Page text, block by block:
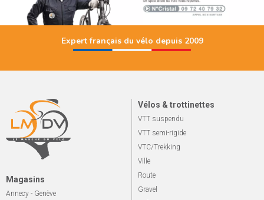
Expert français du vélo depuis 2009
Magasins
Annecy - Genève
Vélos & trottinettes
VTT suspendu
VTT semi-rigide
VTC/Trekking
Ville
Route
Gravel